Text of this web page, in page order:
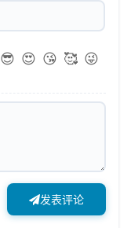
😎 😍 😘 🥰 😜
发表评论